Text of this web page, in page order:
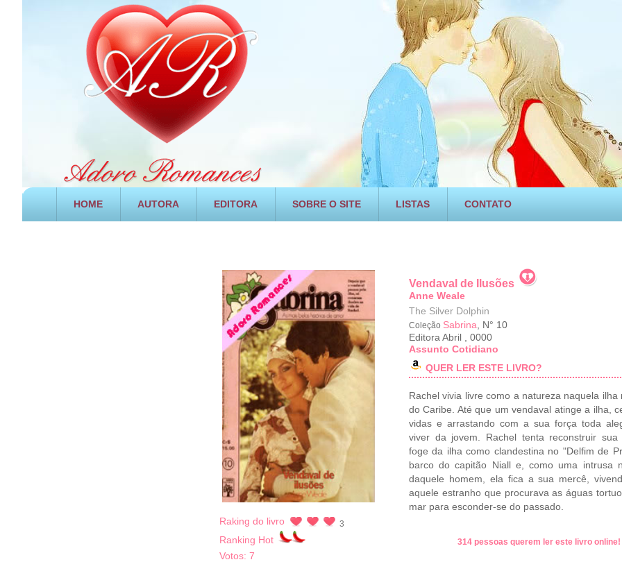
HOME AUTORA EDITORA SOBRE O SITE LISTAS CONTATO
Raking do livro 3
Ranking Hot
Votos: 7
Vendaval de Ilusões
Anne Weale
The Silver Dolphin
Coleção Sabrina , N° 10
Editora Abril
0000
Assunto Cotidiano
QUER LER ESTE LIVRO?
Rachel vivia livre como a natureza naquela ilha
do Caribe. Até que um vendaval atinge a ilha,
vidas e arrastando com a sua força toda
viver da jovem. Rachel tenta reconstruir sua
foge da ilha como clandestina no "Delfim de
barco do capitão Niall e, como uma intrusa
daquele homem, ela fica a sua mercê,
aquele estranho que procurava as águas
mar para esconder-se do passado.
314 pessoas querem ler este livro online!